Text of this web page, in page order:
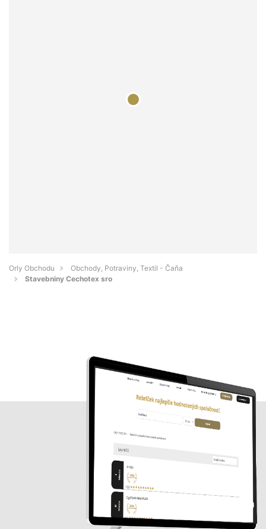
Orly Obchodu
Obchody, Potraviny, Textil - Čaňa
Stavebniny Cechotex sro